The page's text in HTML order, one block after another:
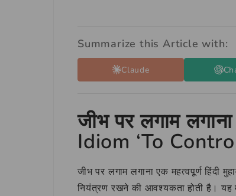
Summarize this Article with:
Claude
जीभ पर लगाम
Idiom ‘To
जीभ पर लगाम लगाना एक महत्वपूर्ण हिंदी
नियंत्रण रखने की आवश्यकता होती है। यह